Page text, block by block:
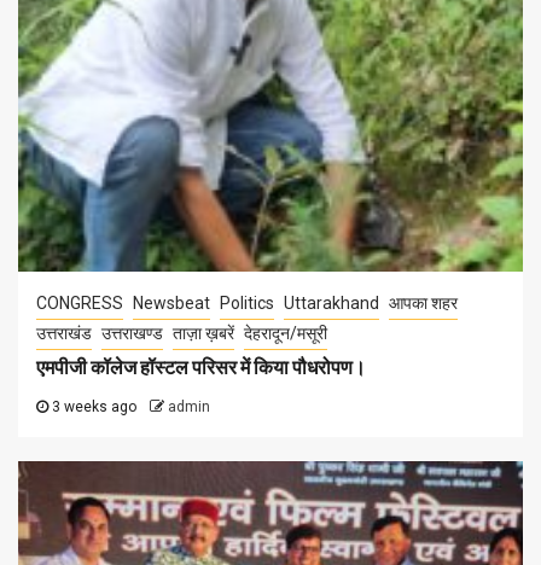
CONGRESS Newsbeat Politics Uttarakhand
आपका शहर
उत्तराखंड उत्तराखण्ड ताज़ा ख़बरें देहरादून/मसूरी
एमपीजी कॉलेज हॉस्टल परिसर में किया पौधरोपण।
3 weeks ago admin